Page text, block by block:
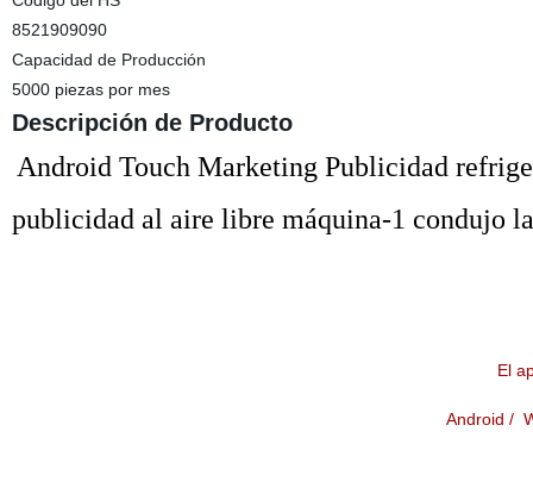
8521909090
Capacidad de Producción
5000 piezas por mes
Descripción de Producto
Android Touch Marketing Publicidad
publicidad al aire libre máquina-1 condujo
El
Android /